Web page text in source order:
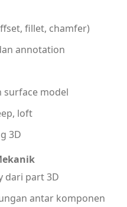
fillet, chamfer)
annotation
surface model
loft
3D
dari part 3D
antar komponen